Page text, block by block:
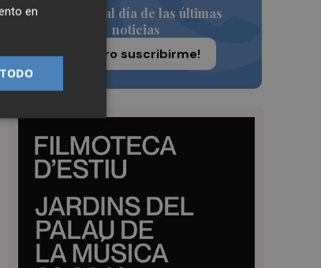
Siempre al día de las últimas
noticias
¡Quiero suscribirme!
en